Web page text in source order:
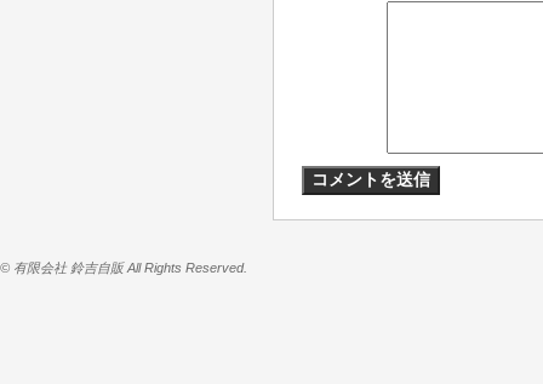
© 有限会社 鈴吉自販 All Rights Reserved.